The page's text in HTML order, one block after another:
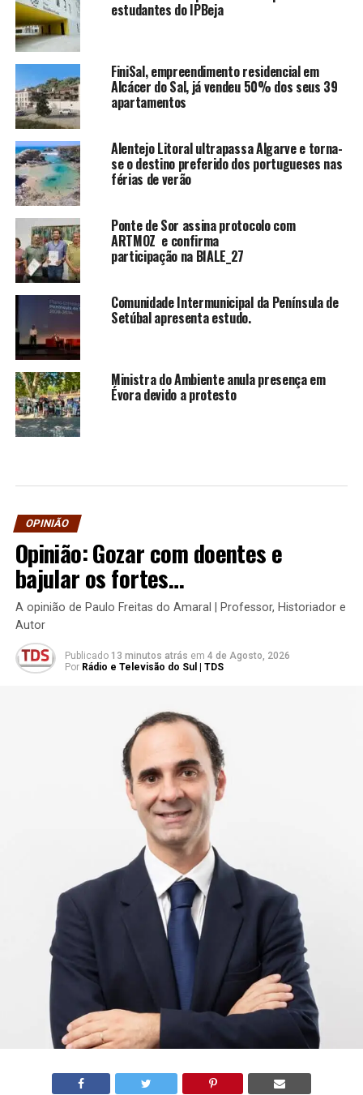
estudantes do IPBeja
FiniSal, empreendimento residencial em
Alcácer do Sal, já vendeu 50% dos seus 39
apartamentos
Alentejo Litoral ultrapassa Algarve e torna-
se o destino preferido dos portugueses nas
férias de verão
Ponte de Sor assina protocolo com
ARTMOZ e confirma
participação na BIALE_27
Comunidade Intermunicipal da Península de
Setúbal apresenta estudo.
Ministra do Ambiente anula presença em
Évora devido a protesto
OPINIÃO
Opinião: Gozar com doentes e
bajular os fortes…
A opinião de Paulo Freitas do Amaral | Professor, Historiador e
Autor
Publicado 13 minutos atrás em 4 de Agosto, 2026
Por Rádio e Televisão do Sul | TDS